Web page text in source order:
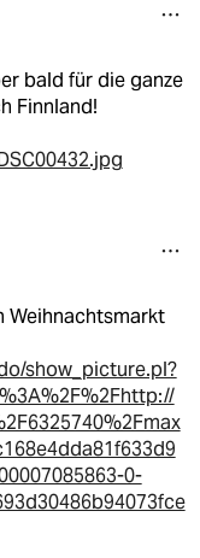
bald für die ganze
Finnland!
Weihnachtsmarkt
show_picture.pl?
0-